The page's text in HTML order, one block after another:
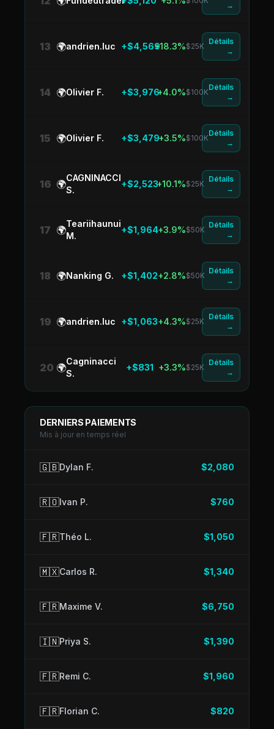
→
13 🌍andrien.luc +$4,569+18.3%$25K
Détails
→
14 🌍Olivier F. +$3,976+4.0%$100K
Détails
→
15 🌍Olivier F. +$3,479+3.5%$100K
Détails
→
16 🌍
CAGNINACCI
S.
+$2,523+10.1%$25K
Détails
→
17 🌍
Teariihaunui
M.
+$1,964+3.9%$50K
Détails
→
18 🌍Nanking G. +$1,402+2.8%$50K
Détails
→
19 🌍andrien.luc +$1,063+4.3%$25K
Détails
→
20 🌍
Cagninacci
S.
+$831 +3.3%$25K
Détails
→
DERNIERS PAIEMENTS
Mis à jour en temps réel
🇬🇧Dylan F. $2,080
🇷🇴Ivan P. $760
🇫🇷Théo L. $1,050
🇲🇽Carlos R. $1,340
🇫🇷Maxime V. $6,750
🇮🇳Priya S. $1,390
🇫🇷Remi C. $1,960
🇫🇷Florian C. $820